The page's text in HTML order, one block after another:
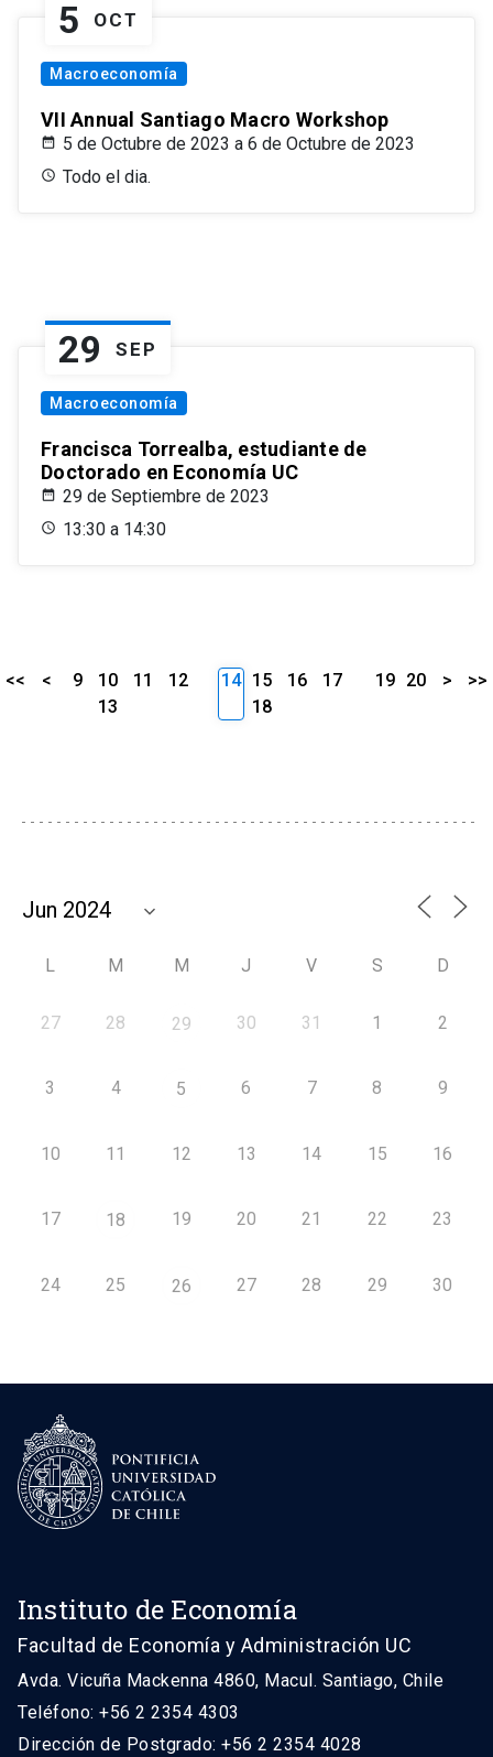
5 OCT
Macroeconomía
VII Annual Santiago Macro Workshop
5 de Octubre de 2023 a 6 de Octubre de 2023
Todo el dia.
29 SEP
Macroeconomía
Francisca Torrealba, estudiante de
Doctorado en Economía UC
29 de Septiembre de 2023
13:30 a 14:30
<< < 9 10 11
12
13
14 15 16
17
18
19 20 > >>
L M M J V S D
27 28 29 30 31 1 2
3 4 5 6 7 8 9
10 11 12 13 14 15 16
17 18 19 20 21 22 23
24 25 26 27 28 29 30
Instituto de Economía
Facultad de Economía y Administración UC
Avda. Vicuña Mackenna 4860, Macul. Santiago, Chile
Teléfono: +56 2 2354 4303
Dirección de Postgrado: +56 2 2354 4028